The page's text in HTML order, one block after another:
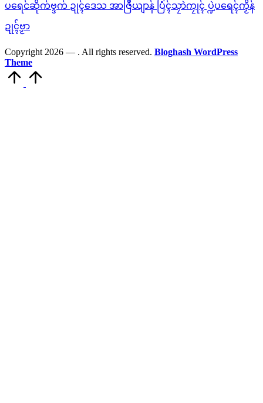
ပရေင်ဆိုက်ဗ္ဒက် ဍုၚ်ဒေသ အာဇြဳယျာန် ပြံၚ်သၠာဲကၠုၚ် ပ္ဍဲပရေၚ်ကၟိန်
ဍုၚ်ဗၟာ
Copyright 2026 — . All rights reserved. Bloghash WordPress
Theme